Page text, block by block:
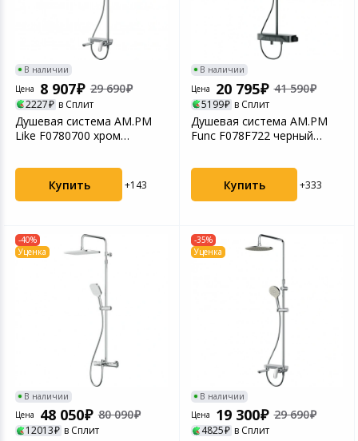
В наличии
Цена
8 907 29 690
2227 в Сплит
Душевая система AM.PM
Like F0780700 хром
Купить +143
В наличии
Цена
20 795 41 590
5199 в Сплит
Душевая система AM.PM
Func F078F722 черный
Купить +333
-40%
Уценка
В наличии
Цена
48 050 80 090
12013 в Сплит
-35%
Уценка
В наличии
Цена
19 300 29 690
4825 в Сплит